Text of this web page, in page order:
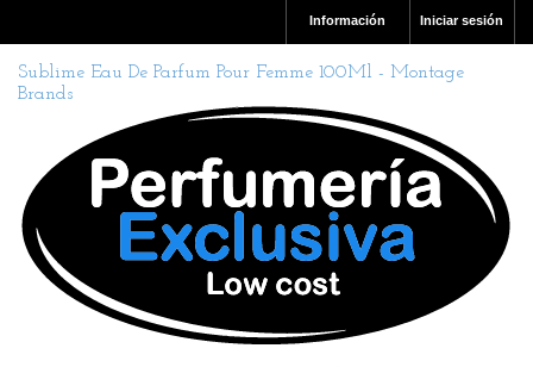
Iniciar sesión
Información
Sublime Eau De Parfum Pour Femme 100Ml - Montage
Brands